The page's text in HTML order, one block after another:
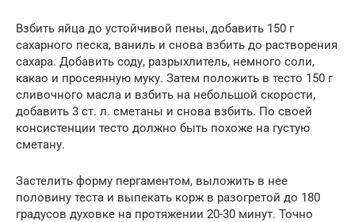
Взбить яйца до устойчивой пены, добавить 150 г
сахарного песка, ваниль и снова взбить до растворения
сахара. Добавить соду, разрыхлитель, немного соли,
какао и просеянную муку. Затем положить в тесто 150 г
сливочного масла и взбить на небольшой скорости,
добавить 3 ст. л. сметаны и снова взбить. По своей
консистенции тесто должно быть похоже на густую
сметану.
Застелить форму пергаментом, выложить в нее
половину теста и выпекать корж в разогретой до 180
градусов духовке на протяжении 20-30 минут. Точно